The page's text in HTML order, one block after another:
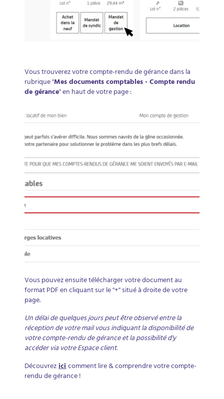
Vous trouverez votre compte-rendu de gérance dans la
rubrique "Mes documents comptables - Compte rendu
de gérance" en haut de votre page :
Vous pouvez ensuite télécharger votre document au
format PDF en cliquant sur le "+" situé à droite de votre
page.
Un délai de quelques jours peut être observé entre la
réception de votre mail vous indiquant la disponibilité de
votre compte-rendu de gérance et la possibilité d'y
accéder via votre Espace client.
Découvrezicicomment lire & comprendre votre compte-
rendu de gérance !